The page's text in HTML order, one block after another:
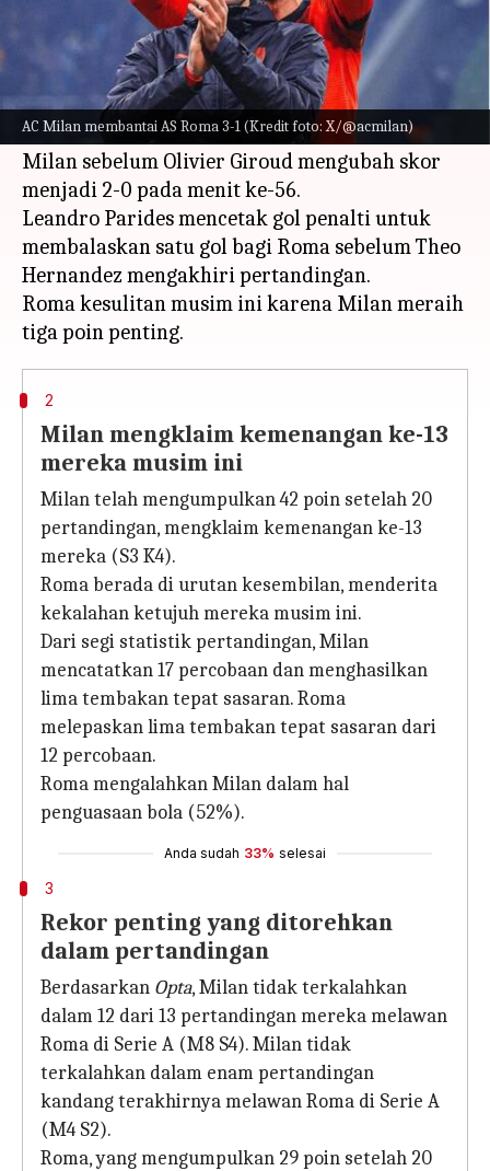
AC Milan membantai AS Roma 3-1 (Kredit foto: X/@acmilan)
Apa ceritanya
AC Milan membantai AS Roma 3-1 pada
matchday 20 Serie A musim 2023-24.
Yacine Adli mencetak gol pada menit ke-11 untuk
Milan sebelum Olivier Giroud mengubah skor
menjadi 2-0 pada menit ke-56.
Leandro Parides mencetak gol penalti untuk
membalaskan satu gol bagi Roma sebelum Theo
Hernandez mengakhiri pertandingan.
Roma kesulitan musim ini karena Milan meraih
2
Milan mengklaim kemenangan ke-13
mereka musim ini
Milan telah mengumpulkan 42 poin setelah 20
pertandingan, mengklaim kemenangan ke-13
mereka (S3 K4).
Roma berada di urutan kesembilan, menderita
kekalahan ketujuh mereka musim ini.
Dari segi statistik pertandingan, Milan
mencatatkan 17 percobaan dan menghasilkan
lima tembakan tepat sasaran. Roma
melepaskan lima tembakan tepat sasaran dari
12 percobaan.
Roma mengalahkan Milan dalam hal
penguasaan bola (52%).
Anda sudah 33% selesai
3
Rekor penting yang ditorehkan
dalam pertandingan
Berdasarkan Opta, Milan tidak terkalahkan
dalam 12 dari 13 pertandingan mereka melawan
Roma di Serie A (M8 S4). Milan tidak
terkalahkan dalam enam pertandingan
kandang terakhirnya melawan Roma di Serie A
(M4 S2).
Roma, yang mengumpulkan 29 poin setelah 20